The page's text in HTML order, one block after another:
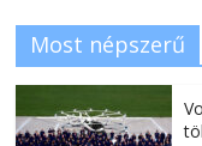
Most népszerű